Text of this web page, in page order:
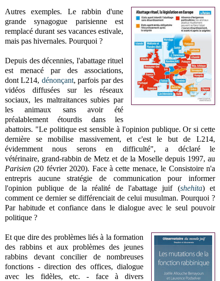
Autres exemples. Le rabbin d'une
grande synagogue parisienne est
remplacé durant ses vacances estivale,
mais pas hivernales. Pourquoi ?
Depuis des décennies, l'abattage rituel
est menacé par des associations,
dont L214, dénonçant, parfois par des
vidéos diffusées sur les réseaux
sociaux, les maltraitances subies par
les animaux sans avoir été
préalablement étourdis dans les
abattoirs. "Le politique est sensible à l'opinion publique. Or si cette
dernière se mobilise massivement, et c'est le but de L214,
évidemment nous serons en difficulté", a déclaré le
vétérinaire, grand-rabbin de Metz et de la Moselle depuis 1997,au
Parisien (20 février 2020). Face à cette menace, le Consistoire n'a
entrepris aucune stratégie de communication pour informer
l'opinion publique de la réalité de l'abattage juif (shehita) et
comment ce dernier se différenciait de celui musulman. Pourquoi ?
Par habitude et confiance dans le dialogue avec le seul pouvoir
politique ?
Et que dire des problèmes liés à la formation
des rabbins et aux problèmes des jeunes
rabbins devant concilier de nombreuses
fonctions - direction des offices, dialogue
avec les fidèles, etc. - face à divers